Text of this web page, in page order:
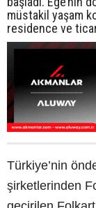
müstakil yaşam
residence ve
Türkiye’nin
şirketlerinden